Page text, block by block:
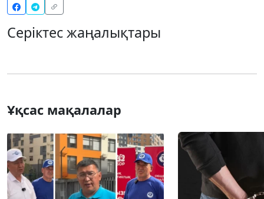
Серіктес жаңалықтары
Ұқсас мақалалар